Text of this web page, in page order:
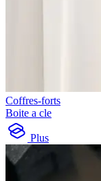
Coffres-forts
Boite a cle
Plus